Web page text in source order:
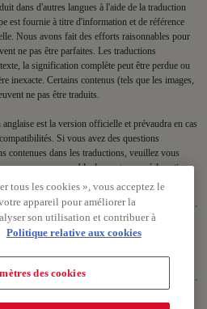
dans d'autres langues à l'aide de la traduction
est fournie à titre d'information et de référence
Nous avons fait des efforts raisonnables pour
ne pas être parfaites. Les traductions
la signification complète peut être perdue ou
inexacte. Certains contenus (tels que les images,
ne pas être traduits.
est la version officielle et prévaudra en cas
Si vous avez des questions
contenues dans les traductions, veuillez vous
sera pas responsable des pertes ou réclamations
avec des traductions datées ou incorrectes.
© 2026 Air India Ltd.
tous les cookies », vous acceptez le
appareil pour améliorer la
son utilisation et contribuer à
Politique relative aux cookies
des cookies